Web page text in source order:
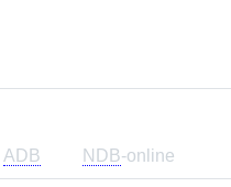
ADB NDB-online